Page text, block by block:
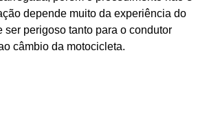
depende muito da experiência do
ser perigoso tanto para o condutor
câmbio da motocicleta.